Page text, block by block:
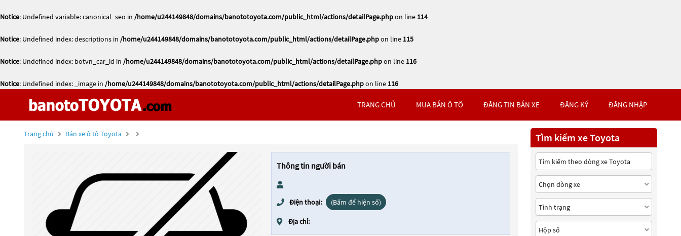
Notice: Undefined variable: canonical_seo in /home/u244149848/domains/banototoyota.com/public_html/actions/detailPage.phpon line 114
Notice: Undefined index: descriptions in /home/u244149848/domains/banototoyota.com/public_html/actions/detailPage.phpon line 115
Notice: Undefined index: botvn_car_id in /home/u244149848/domains/banototoyota.com/public_html/actions/detailPage.phpon line 116
Notice: Undefined index: _image in /home/u244149848/domains/banototoyota.com/public_html/actions/detailPage.phpon line 116
TRANG CHỦ MUA BÁN Ô TÔ ĐĂNG TIN BÁN XE ĐĂNG KÝ ĐĂNG NHẬP
Trang chủ Bán xe ô tô Toyota
Thông tin người bán
Điện thoại: (Bấm để hiện số)
Địa chỉ:
Tìm kiếm xe Toyota